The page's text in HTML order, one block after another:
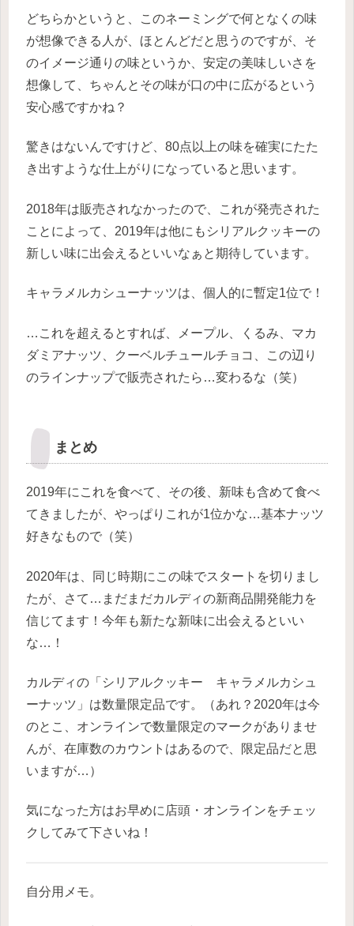
どちらかというと、このネーミングで何となくの味
が想像できる人が、ほとんどだと思うのですが、そ
のイメージ通りの味というか、安定の美味しいさを
想像して、ちゃんとその味が口の中に広がるという
安心感ですかね？
驚きはないんですけど、80点以上の味を確実にたた
き出すような仕上がりになっていると思います。
2018年は販売されなかったので、これが発売された
ことによって、2019年は他にもシリアルクッキーの
新しい味に出会えるといいなぁと期待しています。
キャラメルカシューナッツは、個人的に暫定1位で！
…これを超えるとすれば、メープル、くるみ、マカ
ダミアナッツ、クーベルチュールチョコ、この辺り
のラインナップで販売されたら…変わるな（笑）
まとめ
2019年にこれを食べて、その後、新味も含めて食べ
てきましたが、やっぱりこれが1位かな…基本ナッツ
好きなもので（笑）
2020年は、同じ時期にこの味でスタートを切りまし
たが、さて…まだまだカルディの新商品開発能力を
信じてます！今年も新たな新味に出会えるといい
な…！
カルディの「シリアルクッキー キャラメルカシュ
ーナッツ」は数量限定品です。（あれ？2020年は今
のとこ、オンラインで数量限定のマークがありませ
んが、在庫数のカウントはあるので、限定品だと思
いますが…）
気になった方はお早めに店頭・オンラインをチェッ
クしてみて下さいね！
自分用メモ。